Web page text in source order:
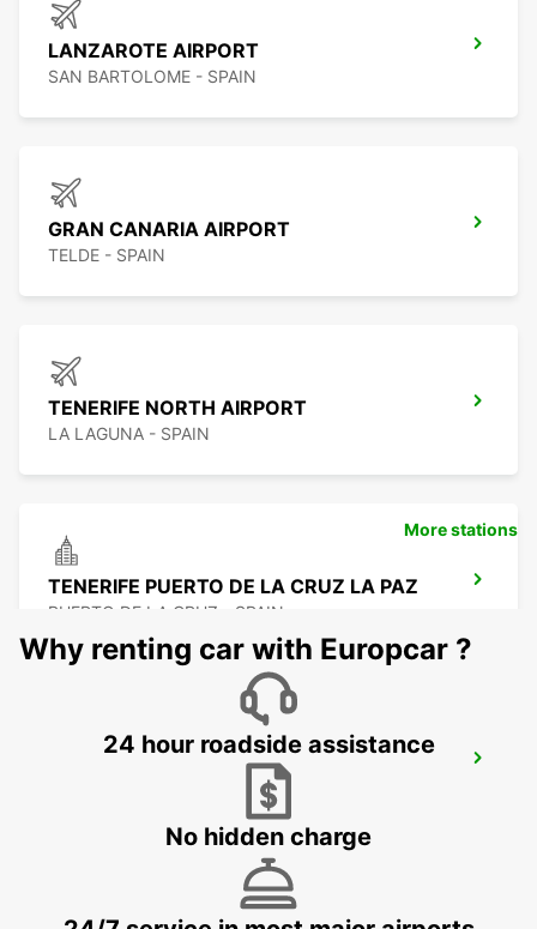
LANZAROTE AIRPORT
SAN BARTOLOME - SPAIN
GRAN CANARIA AIRPORT
TELDE - SPAIN
TENERIFE NORTH AIRPORT
LA LAGUNA - SPAIN
TENERIFE PUERTO DE LA CRUZ LA PAZ
PUERTO DE LA CRUZ - SPAIN
TENERIFE SOUTH AIRPORT
More stations
Why renting car with Europcar ?
24 hour roadside assistance
No hidden charge